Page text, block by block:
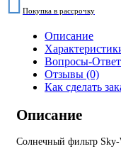
Покупка в рассрочку
Описание
Вопросы-
Отзывы (0)
Как сделать
Описание
Солнечный фильтр Sky-